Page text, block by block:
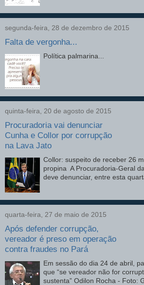
segunda-feira, 28 de dezembro de 2015
Falta de vergonha...
Política palmarina...
quinta-feira, 20 de agosto de 2015
Procuradoria vai denunciar
Cunha e Collor por corrupção
na Lava Jato
Collor: suspeito de receber 26
propina A Procuradoria-Geral
deve denunciar, entre esta
quarta-feira, 27 de maio de 2015
Após defender corrupção,
vereador é preso em operação
contra fraudes no Pará
Em sessão do dia 24 de abril,
que “se vereador não for
sustenta” Odilon Rocha - Foto: